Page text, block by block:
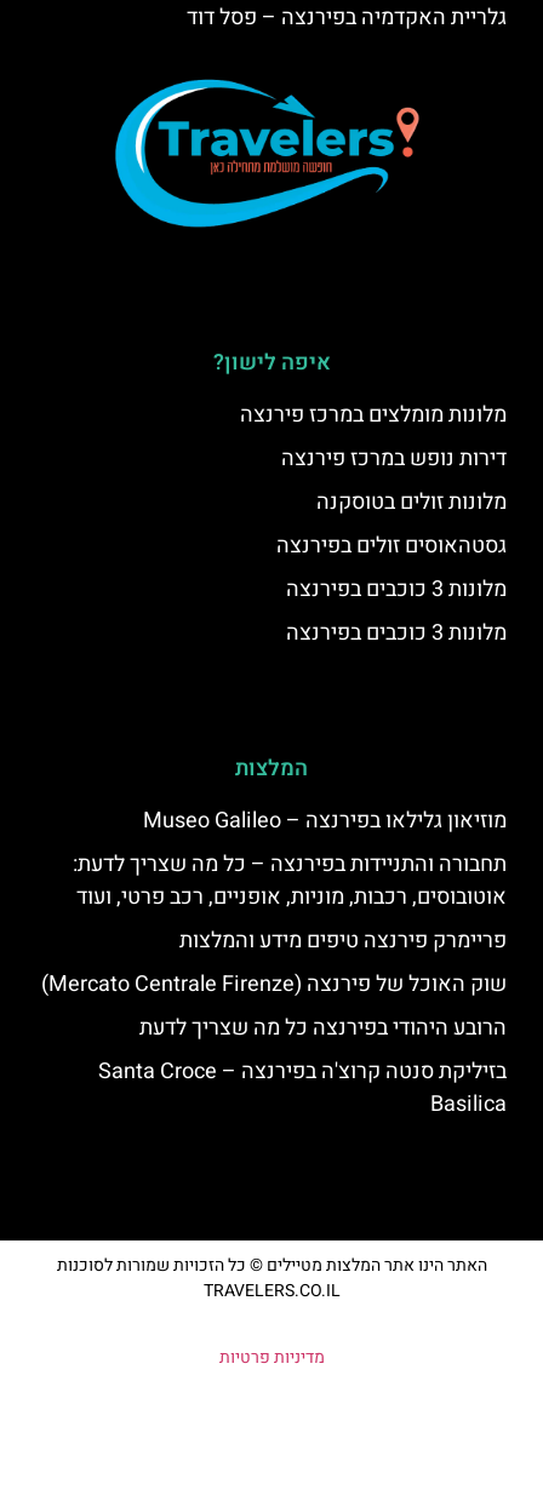
גלריית האקדמיה בפירנצה – פסל דוד
איפה לישון?
מלונות מומלצים במרכז פירנצה
דירות נופש במרכז פירנצה
מלונות זולים בטוסקנה
גסטהאוסים זולים בפירנצה
מלונות 3 כוכבים בפירנצה
מלונות 3 כוכבים בפירנצה
המלצות
מוזיאון גלילאו בפירנצה – Museo Galileo
תחבורה והתניידות בפירנצה – כל מה שצריך לדעת:
אוטובוסים, רכבות, מוניות, אופניים, רכב פרטי, ועוד
פריימרק פירנצה טיפים מידע והמלצות
שוק האוכל של פירנצה (Mercato Centrale Firenze)
הרובע היהודי בפירנצה כל מה שצריך לדעת
בזיליקת סנטה קרוצ'ה בפירנצה – Santa Croce
Basilica
האתר הינו אתר המלצות מטיילים © כל הזכויות שמורות לסוכנות
TRAVELERS.CO.IL
מדיניות פרטיות